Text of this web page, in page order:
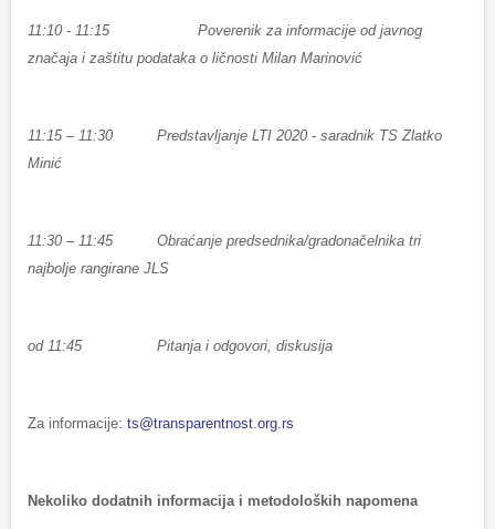
11:10 - 11:15 Poverenik za informacije od javnog
značaja i zaštitu podataka o ličnosti Milan Marinović
11:15 – 11:30 Predstavljanje LTI 2020 - saradnik TS Zlatko
Minić
11:30 – 11:45 Obraćanje predsednika/gradonačelnika tri
najbolje rangirane JLS
od 11:45 Pitanja i odgovori, diskusija
Za informacije: ts@transparentnost.org.rs
Nekoliko dodatnih informacija i metodoloških napomena